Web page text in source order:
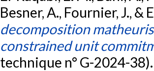
Besner, A., Fournier, J., &
decomposition
constrained unit
technique n° G-2024-